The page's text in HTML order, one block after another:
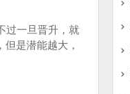
过一旦晋升，就
是潜能越大，